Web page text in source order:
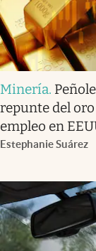
Minería.
repunte del
empleo en
Estephanie Suárez